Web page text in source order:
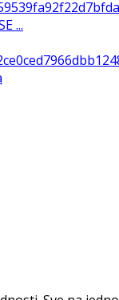
...